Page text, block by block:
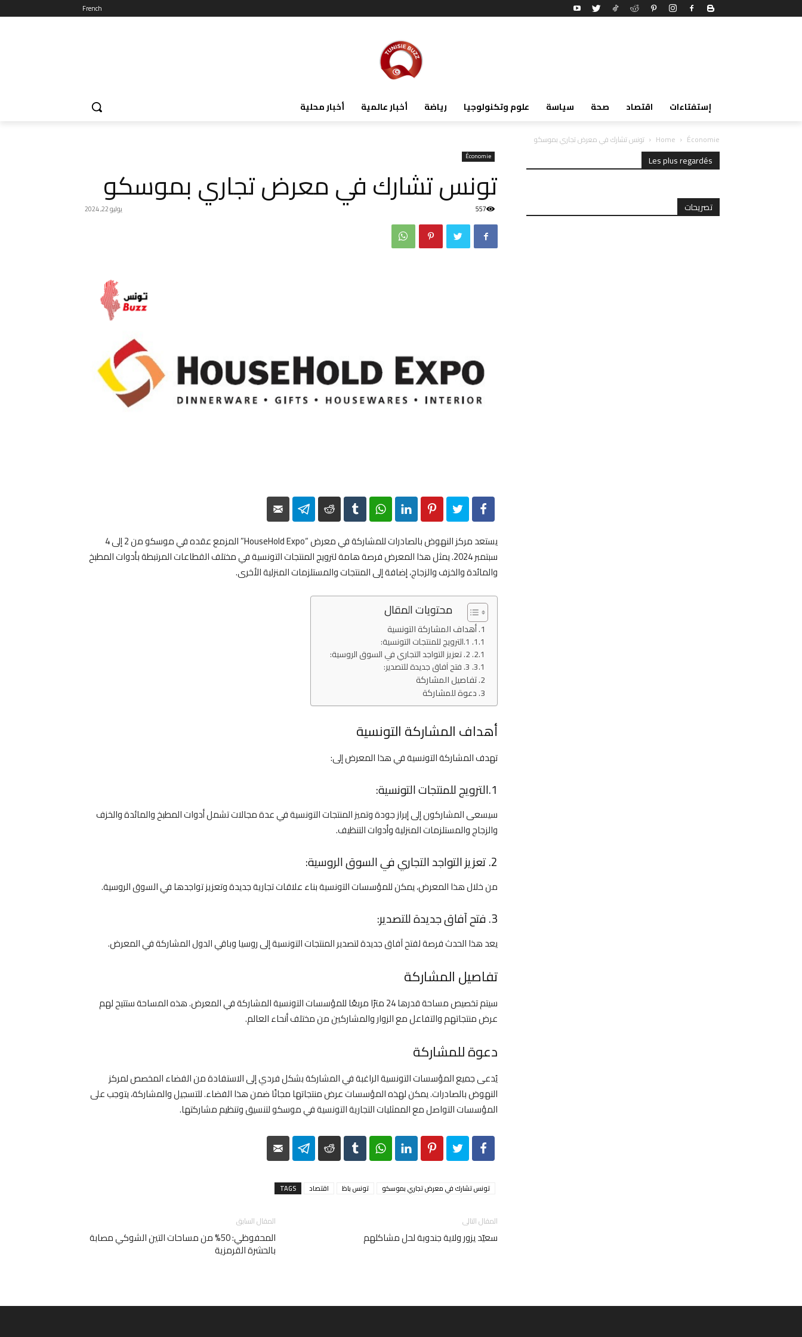
French
أخبار محلية أخبار عالمية رياضة علوم وتكنولوجيا سياسة صحة اقتصاد إستفتاءات
Home Économie تونس تشارك في معرض تجاري بموسكو
Économie
تونس تشارك في معرض تجاري بموسكو
يوليو 22, 2024 557
Facebook
Twitter
Pinterest
LinkedIn
WhatsApp
Tumblr
Reddit
Telegram
يستعد مركز النهوض بالصادرات للمشاركة في معرض “HouseHold Expo” المزمع عقده في موسكو من 2 إلى 4
سبتمبر 2024. يمثل هذا المعرض فرصة هامة لترويج المنتجات التونسية في مختلف القطاعات المرتبطة بأدوات المطبخ
والمائدة والخزف والزجاج، إضافة إلى المنتجات والمستلزمات المنزلية الأخرى.
محتويات المقال
أهداف المشاركة التونسية
1.الترويج للمنتجات التونسية:
2. تعزيز التواجد التجاري في السوق الروسية:
3. فتح آفاق جديدة للتصدير:
تفاصيل المشاركة
دعوة للمشاركة
أهداف المشاركة التونسية
تهدف المشاركة التونسية في هذا المعرض إلى:
1.الترويج للمنتجات التونسية:
سيسعى المشاركون إلى إبراز جودة وتميز المنتجات التونسية في عدة مجالات تشمل أدوات المطبخ والمائدة والخزف
والزجاج والمستلزمات المنزلية وأدوات التنظيف.
2. تعزيز التواجد التجاري في السوق الروسية:
من خلال هذا المعرض، يمكن للمؤسسات التونسية بناء علاقات تجارية جديدة وتعزيز تواجدها في السوق الروسية.
3. فتح آفاق جديدة للتصدير:
يعد هذا الحدث فرصة لفتح آفاق جديدة لتصدير المنتجات التونسية إلى روسيا وباقي الدول المشاركة في المعرض.
تفاصيل المشاركة
سيتم تخصيص مساحة قدرها 24 مترًا مربعًا للمؤسسات التونسية المشاركة في المعرض. هذه المساحة ستتيح لهم
عرض منتجاتهم والتفاعل مع الزوار والمشاركين من مختلف أنحاء العالم.
دعوة للمشاركة
يُدعى جميع المؤسسات التونسية الراغبة في المشاركة بشكل فردي إلى الاستفادة من الفضاء المخصص لمركز
النهوض بالصادرات. يمكن لهذه المؤسسات عرض منتجاتها مجانًا ضمن هذا الفضاء. للتسجيل والمشاركة، يتوجب على
المؤسسات التواصل مع الممثليات التجارية التونسية في موسكو لتنسيق وتنظيم مشاركتها.
Facebook
Twitter
Pinterest
LinkedIn
WhatsApp
Tumblr
Reddit
Telegram
TAGS اقتصاد تونس باظ تونس تشارك في معرض تجاري بموسكو
المقال السابق
المحفوظي: 50% من مساحات التين الشوكي مصابة
بالحشرة القرمزية
المقال التالى
سعيّد يزور ولاية جندوبة لحل مشاكلهم
Les plus regardés
تصريحات